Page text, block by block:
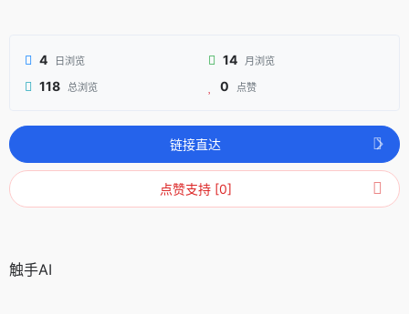
4 日浏览 14 月浏览
118 总浏览 0 点赞
链接直达
点赞支持 [0]
触手AI